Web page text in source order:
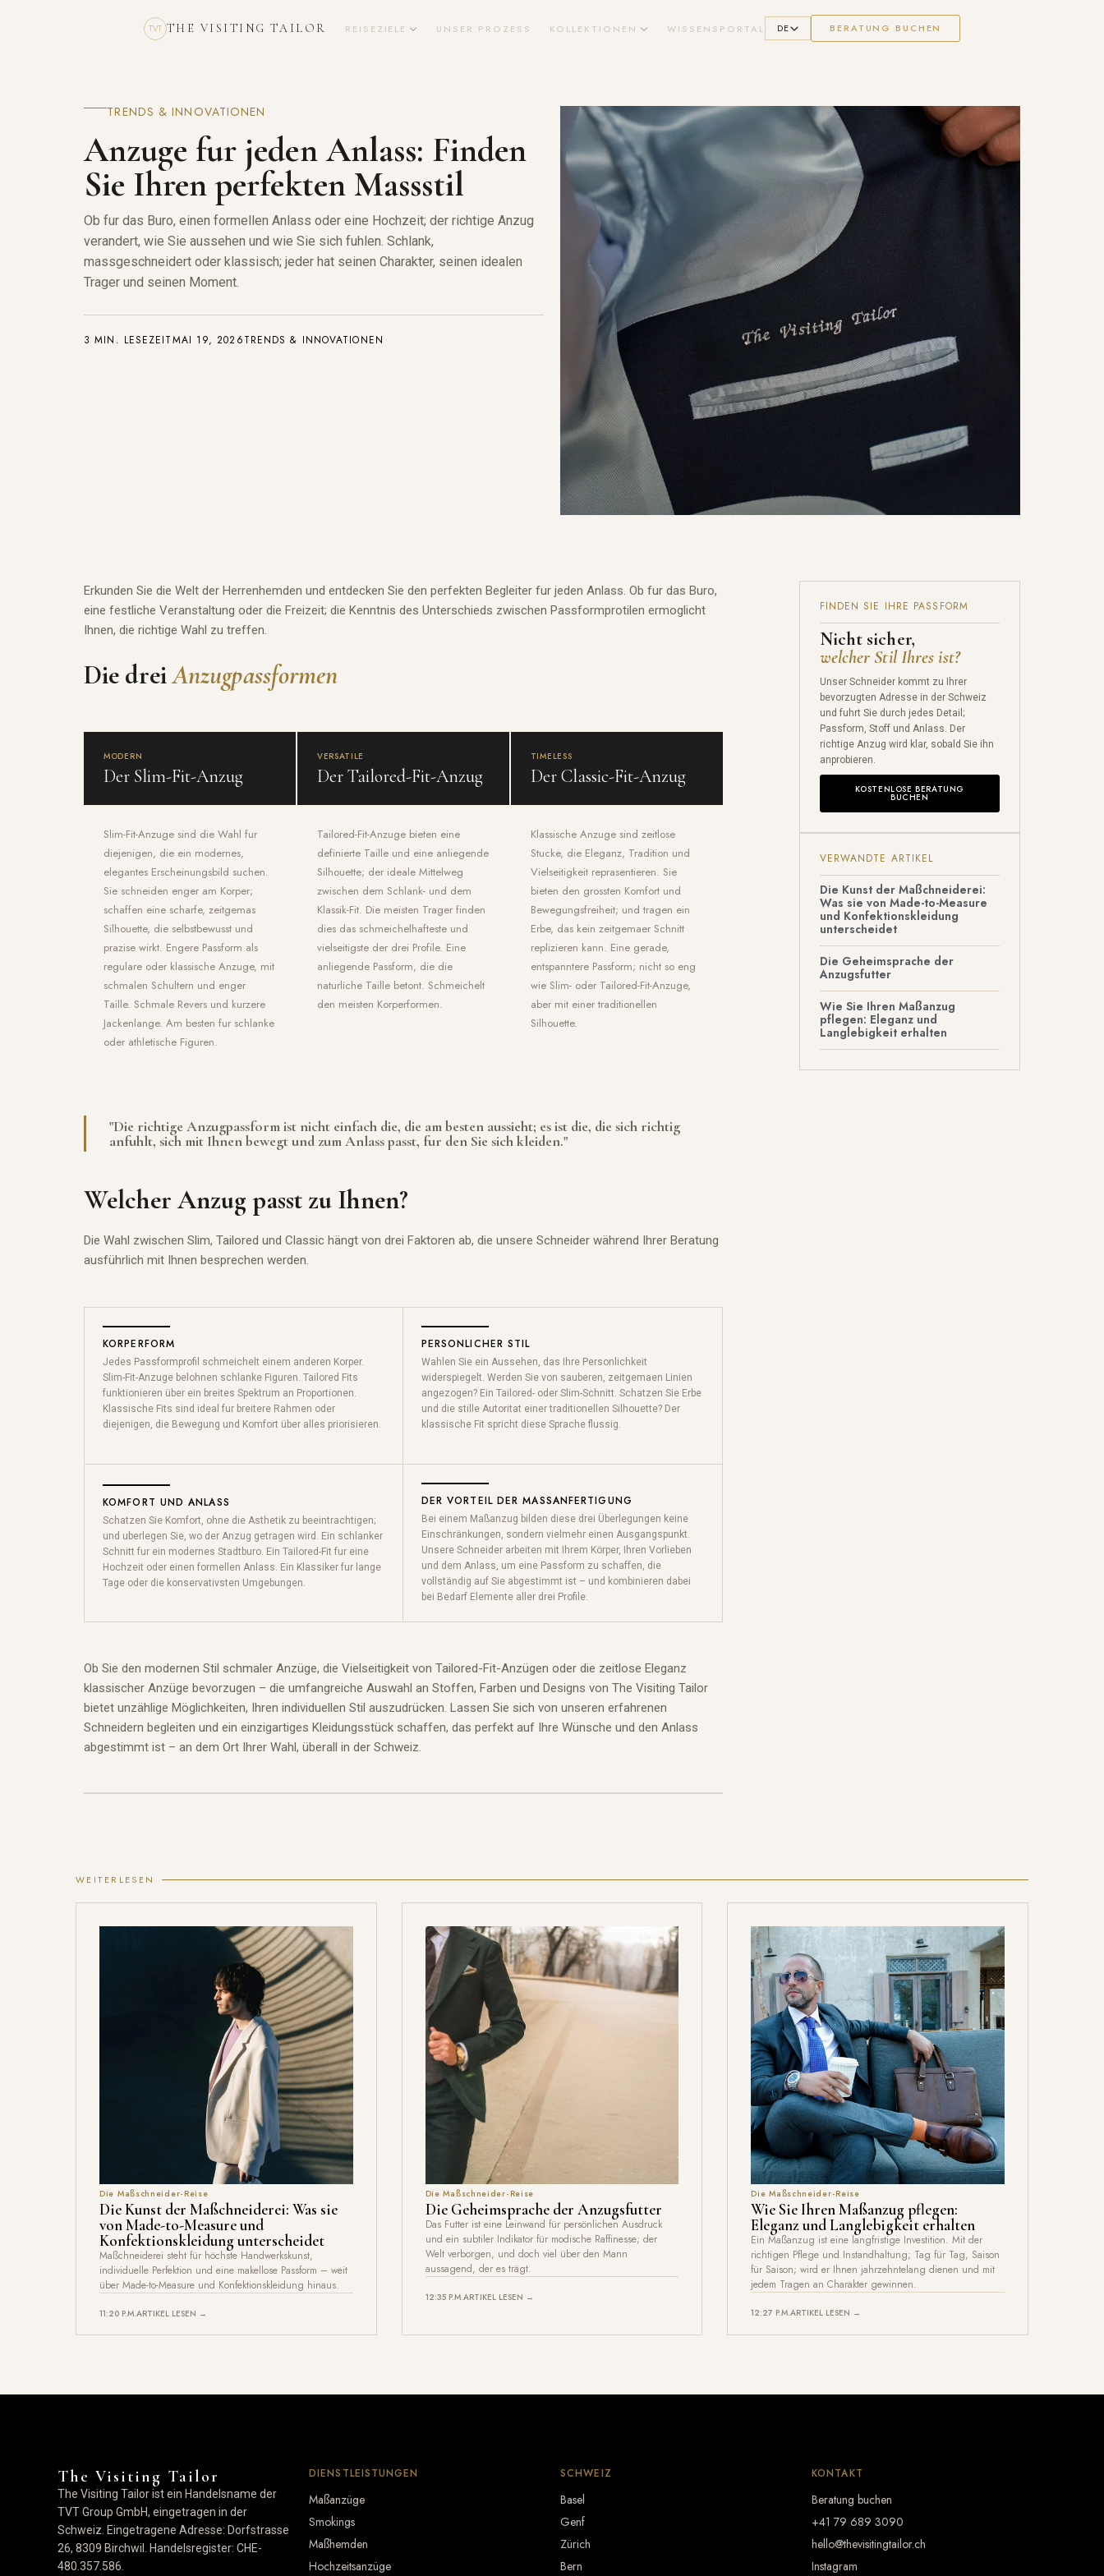
TVT THE VISITING TAILOR REISEZIELE UNSER PROZESS KOLLEKTIONEN WISSENSPORTAL DE BERATUNG BUCHEN
TRENDS & INNOVATIONEN
Anzuge fur jeden Anlass: Finden
Sie Ihren perfekten Massstil
Ob fur das Buro, einen formellen Anlass oder eine Hochzeit; der richtige Anzug
verandert, wie Sie aussehen und wie Sie sich fuhlen. Schlank,
massgeschneidert oder klassisch; jeder hat seinen Charakter, seinen idealen
Trager und seinen Moment.
3 MIN. LESEZEITMAI 19, 2026TRENDS & INNOVATIONEN
Erkunden Sie die Welt der Herrenhemden und entdecken Sie den perfekten Begleiter fur jeden Anlass. Ob fur das Buro,
eine festliche Veranstaltung oder die Freizeit; die Kenntnis des Unterschieds zwischen Passformprotilen ermoglicht
Ihnen, die richtige Wahl zu treffen.
Die dreiAnzugpassformen
MODERN
Der Slim-Fit-Anzug
Slim-Fit-Anzuge sind die Wahl fur
diejenigen, die ein modernes,
elegantes Erscheinungsbild suchen.
Sie schneiden enger am Korper;
schaffen eine scharfe, zeitgemas
Silhouette, die selbstbewusst und
prazise wirkt. Engere Passform als
regulare oder klassische Anzuge, mit
schmalen Schultern und enger
Taille. Schmale Revers und kurzere
Jackenlange. Am besten fur schlanke
oder athletische Figuren.
VERSATILE
Der Tailored-Fit-Anzug
Tailored-Fit-Anzuge bieten eine
definierte Taille und eine anliegende
Silhouette; der ideale Mittelweg
zwischen dem Schlank- und dem
Klassik-Fit. Die meisten Trager finden
dies das schmeichelhafteste und
vielseitigste der drei Profile. Eine
anliegende Passform, die die
naturliche Taille betont. Schmeichelt
den meisten Korperformen.
TIMELESS
Der Classic-Fit-Anzug
Klassische Anzuge sind zeitlose
Stucke, die Eleganz, Tradition und
Vielseitigkeit reprasentieren. Sie
bieten den grossten Komfort und
Bewegungsfreiheit; und tragen ein
Erbe, das kein zeitgemaer Schnitt
replizieren kann. Eine gerade,
entspanntere Passform; nicht so eng
wie Slim- oder Tailored-Fit-Anzuge,
aber mit einer traditionellen
Silhouette.
"Die richtige Anzugpassform ist nicht einfach die, die am besten aussieht; es ist die, die sich richtig
anfuhlt, sich mit Ihnen bewegt und zum Anlass passt, fur den Sie sich kleiden."
Welcher Anzug passt zu Ihnen?
Die Wahl zwischen Slim, Tailored und Classic hängt von drei Faktoren ab, die unsere Schneider während Ihrer Beratung
ausführlich mit Ihnen besprechen werden.
KORPERFORM
Jedes Passformprofil schmeichelt einem anderen Korper.
Slim-Fit-Anzuge belohnen schlanke Figuren. Tailored Fits
funktionieren über ein breites Spektrum an Proportionen.
Klassische Fits sind ideal fur breitere Rahmen oder
diejenigen, die Bewegung und Komfort über alles priorisieren.
PERSONLICHER STIL
Wahlen Sie ein Aussehen, das Ihre Personlichkeit
widerspiegelt. Werden Sie von sauberen, zeitgemaen Linien
angezogen? Ein Tailored- oder Slim-Schnitt. Schatzen Sie Erbe
und die stille Autoritat einer traditionellen Silhouette? Der
klassische Fit spricht diese Sprache flussig.
KOMFORT UND ANLASS
Schatzen Sie Komfort, ohne die Asthetik zu beeintrachtigen;
und uberlegen Sie, wo der Anzug getragen wird. Ein schlanker
Schnitt fur ein modernes Stadtburo. Ein Tailored-Fit fur eine
Hochzeit oder einen formellen Anlass. Ein Klassiker fur lange
Tage oder die konservativsten Umgebungen.
DER VORTEIL DER MASSANFERTIGUNG
Bei einem Maßanzug bilden diese drei Überlegungen keine
Einschränkungen, sondern vielmehr einen Ausgangspunkt.
Unsere Schneider arbeiten mit Ihrem Körper, Ihren Vorlieben
und dem Anlass, um eine Passform zu schaffen, die
vollständig auf Sie abgestimmt ist – und kombinieren dabei
bei Bedarf Elemente aller drei Profile.
Ob Sie den modernen Stil schmaler Anzüge, die Vielseitigkeit von Tailored-Fit-Anzügen oder die zeitlose Eleganz
klassischer Anzüge bevorzugen – die umfangreiche Auswahl an Stoffen, Farben und Designs von The Visiting Tailor
bietet unzählige Möglichkeiten, Ihren individuellen Stil auszudrücken. Lassen Sie sich von unseren erfahrenen
Schneidern begleiten und ein einzigartiges Kleidungsstück schaffen, das perfekt auf Ihre Wünsche und den Anlass
abgestimmt ist – an dem Ort Ihrer Wahl, überall in der Schweiz.
FINDEN SIE IHRE PASSFORM
Nicht sicher,
welcher Stil Ihres ist?
Unser Schneider kommt zu Ihrer
bevorzugten Adresse in der Schweiz
und fuhrt Sie durch jedes Detail;
Passform, Stoff und Anlass. Der
richtige Anzug wird klar, sobald Sie ihn
anprobieren.
KOSTENLOSE BERATUNG
BUCHEN
VERWANDTE ARTIKEL
Die Kunst der Maßchneiderei:
Was sie von Made-to-Measure
und Konfektionskleidung
unterscheidet
Die Geheimsprache der
Anzugsfutter
Wie Sie Ihren Maßanzug
pflegen: Eleganz und
Langlebigkeit erhalten
WEITERLESEN
Die Maßschneider-Reise
Die Kunst der Maßchneiderei: Was sie
von Made-to-Measure und
Konfektionskleidung unterscheidet
Maßchneiderei steht für höchste Handwerkskunst,
individuelle Perfektion und eine makellose Passform – weit
über Made-to-Measure und Konfektionskleidung hinaus.
11:20 P.M.ARTIKEL LESEN →
Die Maßschneider-Reise
Die Geheimsprache der Anzugsfutter
Das Futter ist eine Leinwand für persönlichen Ausdruck
und ein subtiler Indikator für modische Raffinesse; der
Welt verborgen, und doch viel über den Mann
aussagend, der es trägt.
12:35 P.M.ARTIKEL LESEN →
Die Maßschneider-Reise
Wie Sie Ihren Maßanzug pflegen:
Eleganz und Langlebigkeit erhalten
Ein Maßanzug ist eine langfristige Investition. Mit der
richtigen Pflege und Instandhaltung; Tag für Tag, Saison
für Saison; wird er Ihnen jahrzehntelang dienen und mit
jedem Tragen an Charakter gewinnen.
12:27 P.M.ARTIKEL LESEN →
The Visiting Tailor
The Visiting Tailor ist ein Handelsname der
TVT Group GmbH, eingetragen in der
Schweiz. Eingetragene Adresse: Dorfstrasse
26, 8309 Birchwil. Handelsregister: CHE-
480.357.586.
DIENSTLEISTUNGEN
Maßanzüge
Smokings
Maßhemden
Hochzeitsanzüge
SCHWEIZ
Basel
Genf
Zürich
Bern
KONTAKT
Beratung buchen
+41 79 689 3090
hello@thevisitingtailor.ch
Instagram